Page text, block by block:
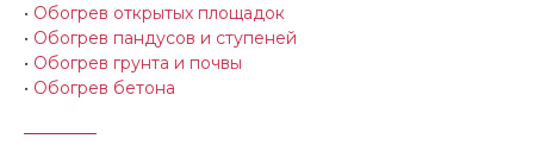
• Обогрев открытых площадок
• Обогрев пандусов и ступеней
• Обогрев грунта и почвы
• Обогрев бетона